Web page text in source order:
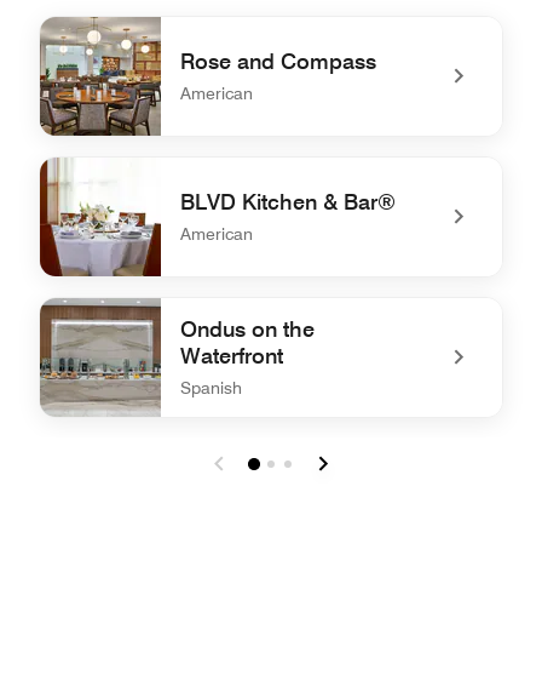
Rose and Compass
American
undefined Rose and Compass
BLVD Kitchen & Bar®
American
undefined BLVD Kitchen & Bar®
Ondus on the
Waterfront
Spanish
undefined Ondus on the Waterfront